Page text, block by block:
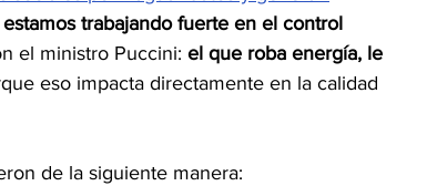
estamos trabajando fuerte en el control
el ministro Puccini: el que roba energía, le
eso impacta directamente en la calidad
de la siguiente manera: